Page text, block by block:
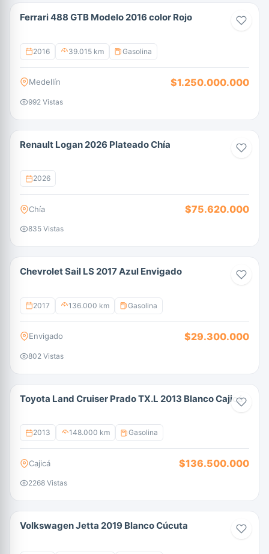
Ferrari 488 GTB Modelo 2016 color Rojo
2016 39.015 km Gasolina
Medellín $1.250.000.000
992 Vistas
Renault Logan 2026 Plateado Chía
2026
Chía $75.620.000
835 Vistas
Chevrolet Sail LS 2017 Azul Envigado
2017 136.000 km Gasolina
Envigado $29.300.000
802 Vistas
Toyota Land Cruiser Prado TX.L 2013 Blanco Cajicá
2013 148.000 km Gasolina
Cajicá $136.500.000
2268 Vistas
Volkswagen Jetta 2019 Blanco Cúcuta